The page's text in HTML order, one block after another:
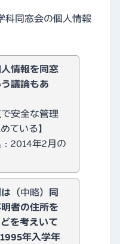
科同窓会の個人情報
人情報を同窓
議論もあ
で安全な管理
ている】
：2014年2月の
（中略） 同
者の住所を
を考えいて
年入学年